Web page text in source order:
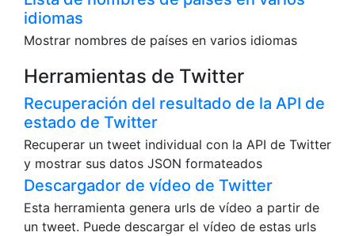
idiomas
Mostrar nombres de países en varios idiomas
Herramientas de Twitter
Recuperación del resultado de la API de
estado de Twitter
Recuperar un tweet individual con la API de Twitter
y mostrar sus datos JSON formateados
Descargador de vídeo de Twitter
Esta herramienta genera urls de vídeo a partir de
un tweet. Puede descargar el vídeo de estas urls